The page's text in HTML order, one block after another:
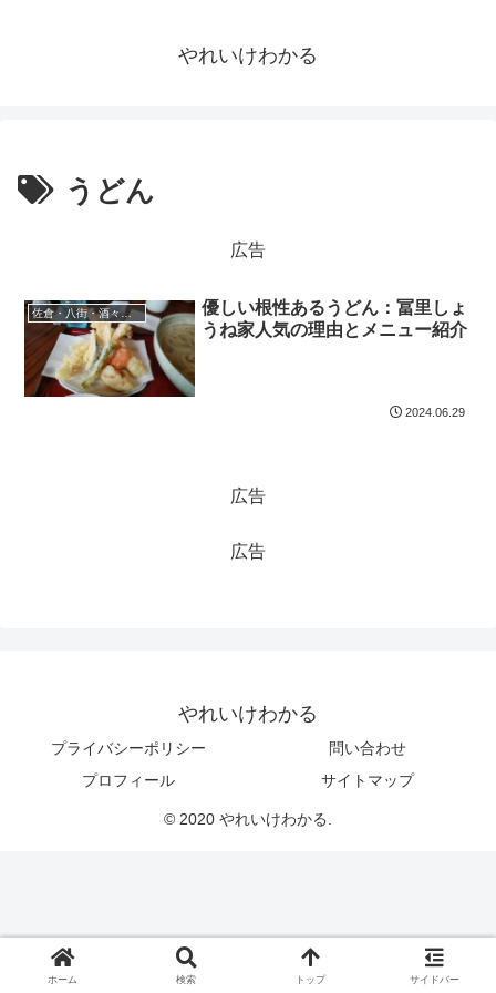
やれいけわかる
うどん
広告
佐倉・八街・酒々井・冨里の情報
優しい根性あるうどん：冨里しょ
うね家人気の理由とメニュー紹介
2024.06.29
広告
広告
やれいけわかる
プライバシーポリシー
問い合わせ
プロフィール
サイトマップ
© 2020 やれいけわかる.
ホーム 検索 トップ サイドバー